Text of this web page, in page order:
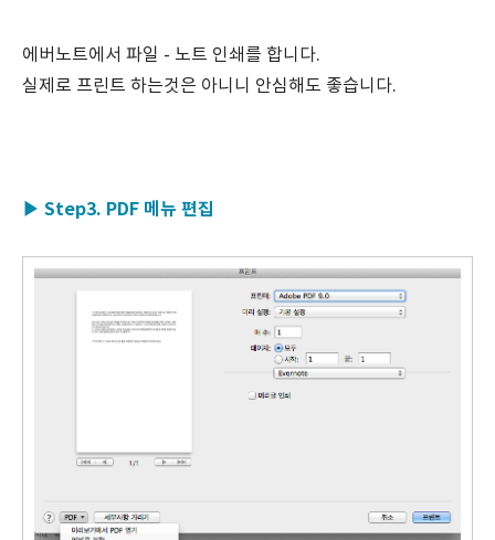
에버노트에서 파일 - 노트 인쇄를 합니다.
실제로 프린트 하는것은 아니니 안심해도 좋습니다.
▶ Step3. PDF 메뉴 편집